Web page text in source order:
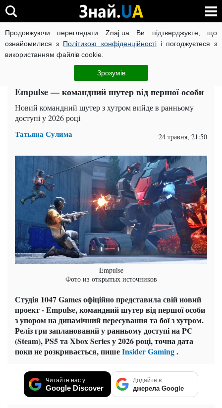
Продовжуючи переглядати Znaj.ua Ви підтверджуєте, що
ознайомилися з Політикою конфіденційностіі погоджуєтеся з
використанням файлів cookie.
Зрозумів
ВІЙНА РОСІЇ ПРОТИ УКРАЇНИ КОРОНАВІРУС В УКРАЇНІ
ЧИТАТЬ НА РУССКОМ
Студія 1047 Games офіційно анонсувала
Empulse — командний шутер від першої особи
Новий командний шутер з хутром вийде в ранньому
доступі у 2026 році
Татьяна Сулима 24 травня, 21:50
Empulse
Фото из открытых источников
Студія 1047 Games офіційно представила свій новий
проект - Empulse, командний шутер від першої особи
з упором на динамічний пересування та бої з хутром.
Реліз гри запланований у ранньому доступі на PC
(Steam), PS5 та Xbox Series у 2026 році, точна дата
поки не розкривається, пишеInsider Gaming.
Читайте нас у
Google Discover
Додайте в
джерела Google